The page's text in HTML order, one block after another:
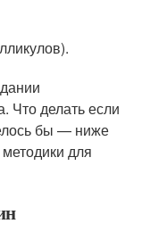
Что делать если
бы — ниже
для